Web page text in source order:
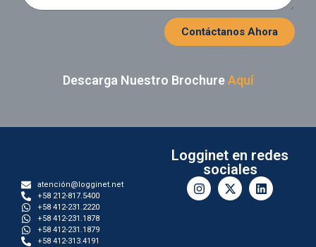
Contáctanos Ahora
Descarga Nuestro Brochure Aquí
atención@logginet.net
+58 212-817.5400
+58 412-231.2220
+58 412-231.1878
+58 412-231.1879
+58 412-313.4191
Logginet en redes
sociales